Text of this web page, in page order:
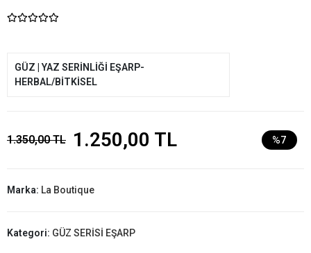
GÜZ | YAZ SERİNLİĞİ EŞARP-
HERBAL/BİTKİSEL
1.350,00 TL 1.250,00 TL %7
Marka: La Boutique
Kategori: GÜZ SERİSİ EŞARP